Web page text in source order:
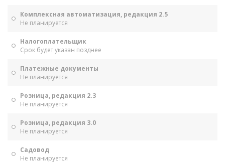
Комплексная автоматизация, редакция 2.5
Не планируется
Налогоплательщик
Срок будет указан позднее
Платежные документы
Не планируется
Розница, редакция 2.3
Не планируется
Розница, редакция 3.0
Не планируется
Садовод
Не планируется